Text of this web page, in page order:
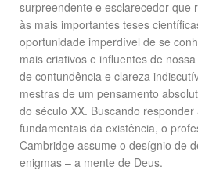
surpreendente e esclarecedor que
às mais importantes teses
oportunidade imperdível de se
mais criativos e influentes de
de contundência e clareza
mestras de um pensamento
do século XX. Buscando
fundamentais da existência, o
Cambridge assume o desígnio de
enigmas – a mente de Deus.